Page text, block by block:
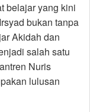
belajar yang kini
bukan tanpa
Akidah dan
salah satu
Nuris
lulusan